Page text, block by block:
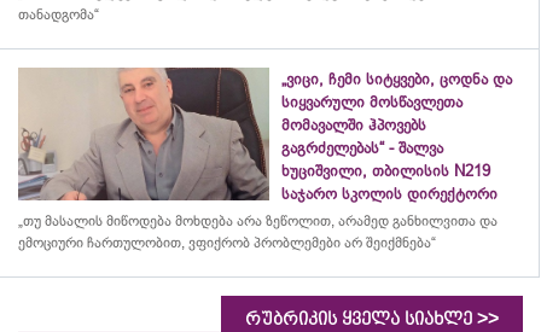
თანადგომა“
„ვიცი, ჩემი სიტყვები, ცოდნა და
სიყვარული მოსწავლეთა
მომავალში ჰპოვებს
გაგრძელებას“ - შალვა
ხუციშვილი, თბილისის N219
საჯარო სკოლის დირექტორი
„თუ მასალის მიწოდება მოხდება არა ზეწოლით, არამედ განხილვითა და
ემოციური ჩართულობით, ვფიქრობ პრობლემები არ შეიქმნება“
რუბრიკის ყველა სიახლე >>